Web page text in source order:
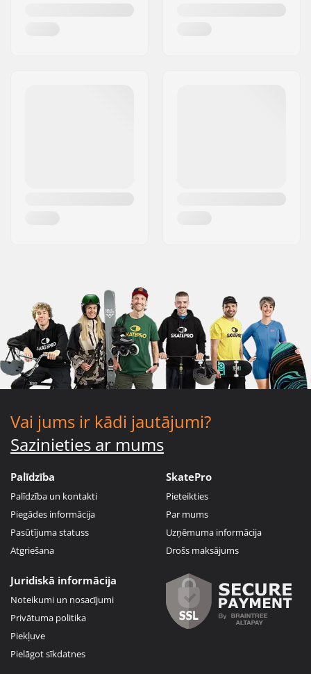
Vai jums ir kādi jautājumi?
Sazinieties ar mums
Palīdzība
Palīdzība un kontakti
Piegādes informācija
Pasūtījuma statuss
Atgriešana
SkatePro
Pieteikties
Par mums
Uzņēmuma informācija
Drošs maksājums
Juridiskā informācija
Noteikumi un nosacījumi
Privātuma politika
Piekļuve
Pielāgot sīkdatnes